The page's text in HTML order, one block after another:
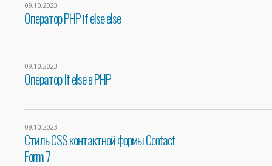
09.10.2023
Оператор PHP if else else
09.10.2023
Оператор If else в PHP
09.10.2023
Стиль CSS контактной формы Contact
Form 7